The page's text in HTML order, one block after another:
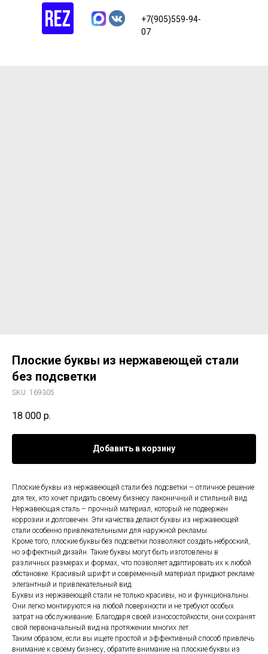
+7(905)559-94-
07
Плоские буквы из нержавеющей стали
без подсветки
SKU: 169305
18 000 р.
Добавить в корзину
Плоские буквы из нержавеющей стали без подсветки – отличное решение
для тех, кто хочет придать своему бизнесу лаконичный и стильный вид.
Нержавеющая сталь – прочный материал, который не подвержен
коррозии и долговечен. Эти качества делают буквы из нержавеющей
стали особенно привлекательными для наружной рекламы.
Кроме того, плоские буквы без подсветки позволяют создать неброский,
но эффектный дизайн. Такие буквы могут быть изготовлены в
различных размерах и формах, что позволяет адаптировать их к любой
обстановке. Красивый шрифт и современный материал придают рекламе
элегантный и привлекательный вид.
Буквы из нержавеющей стали не только красивы, но и функциональны.
Они легко монтируются на любой поверхности и не требуют особых
затрат на обслуживание. Благодаря своей износостойкости, они сохранят
свой первоначальный вид на протяжении многих лет.
Таким образом, если вы ищете простой и эффективный способ привлечь
внимание к своему бизнесу, обратите внимание на плоские буквы из